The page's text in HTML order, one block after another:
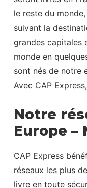
le reste du
suivant la
grandes capitales
monde en
sont nés de notre
Avec CAP
Notre
Europe –
CAP Express
réseaux les plus
livre en toute